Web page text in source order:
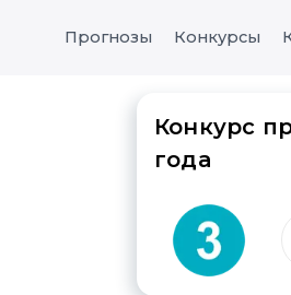
Прогнозы Конкурсы
Конкурс
года